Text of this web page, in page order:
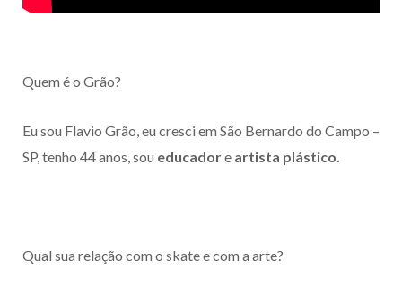
Quem é o Grão?
Eu sou Flavio Grão, eu cresci em São Bernardo do Campo –
SP, tenho 44 anos, sou educadore artista plástico.
Qual sua relação com o skate e com a arte?